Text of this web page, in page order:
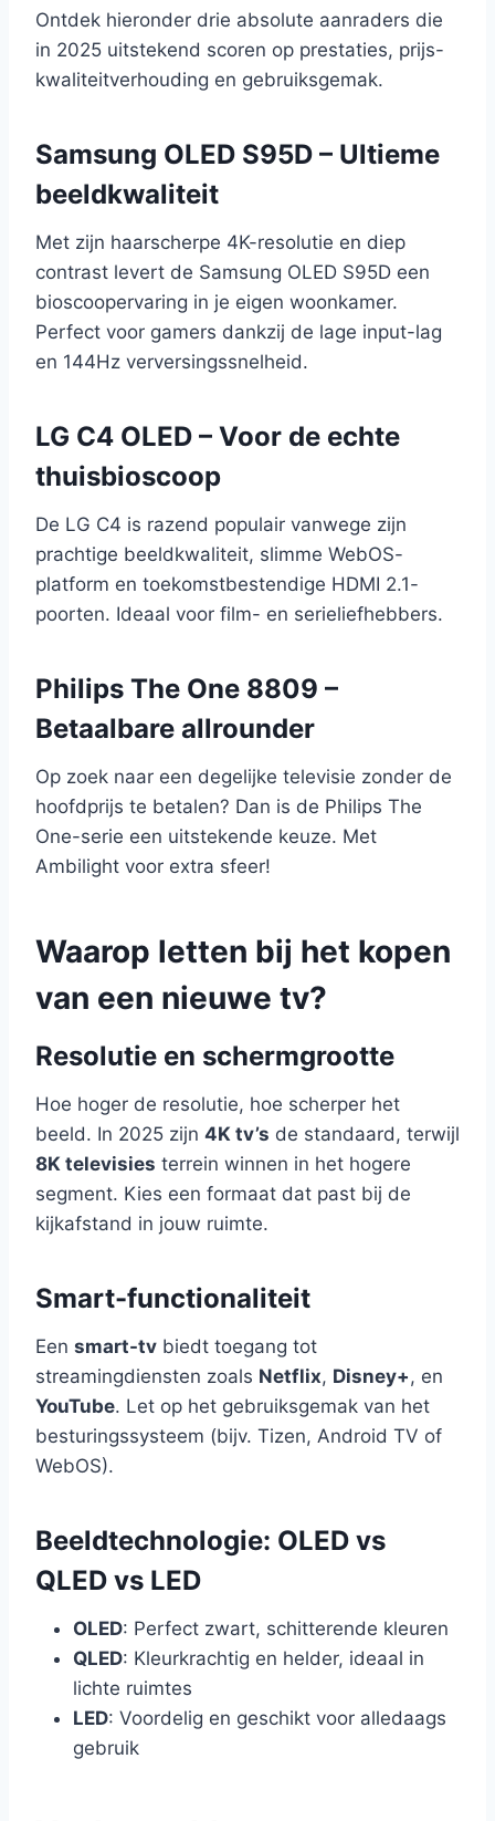
Ontdek hieronder drie absolute aanraders die
in 2025 uitstekend scoren op prestaties, prijs-
kwaliteitverhouding en gebruiksgemak.
Samsung OLED S95D – Ultieme
beeldkwaliteit
Met zijn haarscherpe 4K-resolutie en diep
contrast levert de Samsung OLED S95D een
bioscoopervaring in je eigen woonkamer.
Perfect voor gamers dankzij de lage input-lag
en 144Hz verversingssnelheid.
LG C4 OLED – Voor de echte
thuisbioscoop
De LG C4 is razend populair vanwege zijn
prachtige beeldkwaliteit, slimme WebOS-
platform en toekomstbestendige HDMI 2.1-
poorten. Ideaal voor film- en serieliefhebbers.
Philips The One 8809 –
Betaalbare allrounder
Op zoek naar een degelijke televisie zonder de
hoofdprijs te betalen? Dan is de Philips The
One-serie een uitstekende keuze. Met
Ambilight voor extra sfeer!
Waarop letten bij het kopen
van een nieuwe tv?
Resolutie en schermgrootte
Hoe hoger de resolutie, hoe scherper het
beeld. In 2025 zijn 4K tv’s de standaard, terwijl
8K televisies terrein winnen in het hogere
segment. Kies een formaat dat past bij de
kijkafstand in jouw ruimte.
Smart-functionaliteit
Een smart-tv biedt toegang tot
streamingdiensten zoals Netflix, Disney+, en
YouTube. Let op het gebruiksgemak van het
besturingssysteem (bijv. Tizen, Android TV of
WebOS).
Beeldtechnologie: OLED vs
QLED vs LED
OLED: Perfect zwart, schitterende kleuren
QLED: Kleurkrachtig en helder, ideaal in
lichte ruimtes
LED: Voordelig en geschikt voor alledaags
gebruik